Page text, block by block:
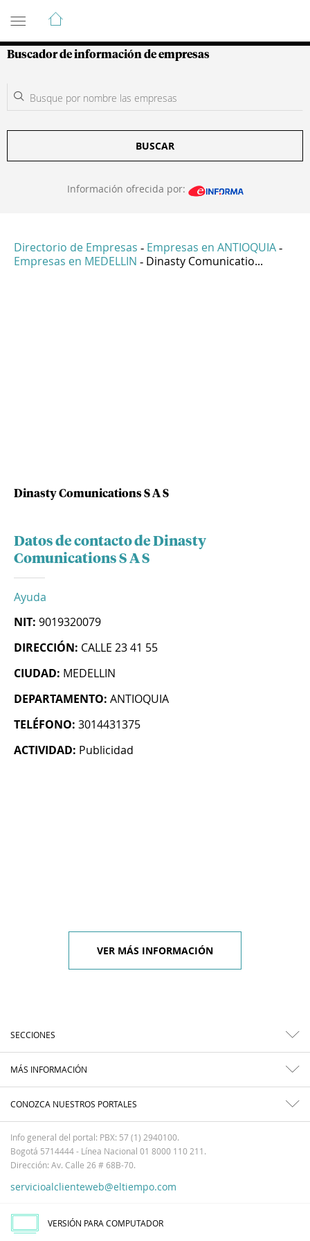
Guía de Empresas Colombianas
Buscador de información de empresas
BUSCAR
Información ofrecida por:
Directorio de Empresas - Empresas en ANTIOQUIA -
Empresas en MEDELLIN - Dinasty Comunicatio...
Dinasty Comunications S A S
Datos de contacto de Dinasty
Comunications S A S
Ayuda
NIT: 9019320079
DIRECCIÓN: CALLE 23 41 55
CIUDAD: MEDELLIN
DEPARTAMENTO: ANTIOQUIA
TELÉFONO: 3014431375
ACTIVIDAD: Publicidad
VER MÁS INFORMACIÓN
SECCIONES
MÁS INFORMACIÓN
CONOZCA NUESTROS PORTALES
Info general del portal: PBX: 57 (1) 2940100.
Bogotá 5714444 - Línea Nacional 01 8000 110 211.
Dirección: Av. Calle 26 # 68B-70.
servicioalclienteweb@eltiempo.com
VERSIÓN PARA COMPUTADOR